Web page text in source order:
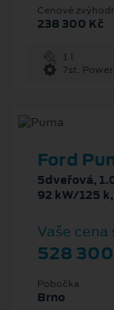
Cenové
238 300 Kč
1 l
7st.
Ford
5dveřová,
92 kW/125
Vaše cena
528
Pobočka
Brno